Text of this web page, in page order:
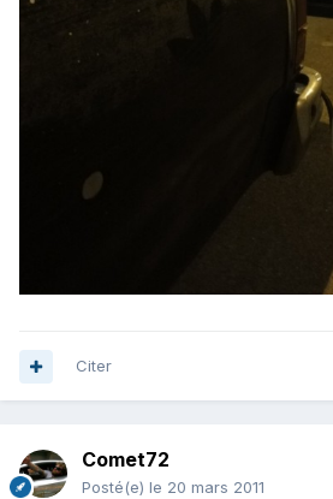
Citer
Comet72
Posté(e) le 20 mars 2011